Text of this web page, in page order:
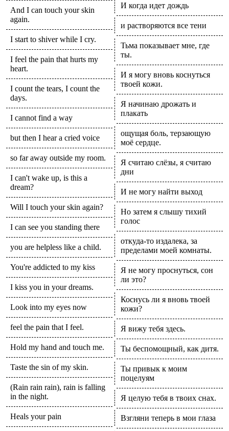
And I can touch your skin
again.
I start to shiver while I cry.
I feel the pain that hurts my
heart.
I count the tears, I count the
days.
I cannot find a way
but then I hear a cried voice
so far away outside my room.
I can't wake up, is this a
dream?
Will I touch your skin again?
I can see you standing there
you are helpless like a child.
You're addicted to my kiss
I kiss you in your dreams.
Look into my eyes now
feel the pain that I feel.
Hold my hand and touch me.
Taste the sin of my skin.
(Rain rain rain), rain is falling
in the night.
Heals your pain
И когда идет дождь
и растворяются все тени
Тьма показывает мне, где
ты.
И я могу вновь коснуться
твоей кожи.
Я начинаю дрожать и
плакать
ощущая боль, терзающую
моё сердце.
Я считаю слёзы, я считаю
дни
И не могу найти выход
Но затем я слышу тихий
голос
откуда-то издалека, за
пределами моей комнаты.
Я не могу проснуться, сон
ли это?
Коснусь ли я вновь твоей
кожи?
Я вижу тебя здесь.
Ты беспомощный, как дитя.
Ты привык к моим
поцелуям
Я целую тебя в твоих снах.
Взгляни теперь в мои глаза